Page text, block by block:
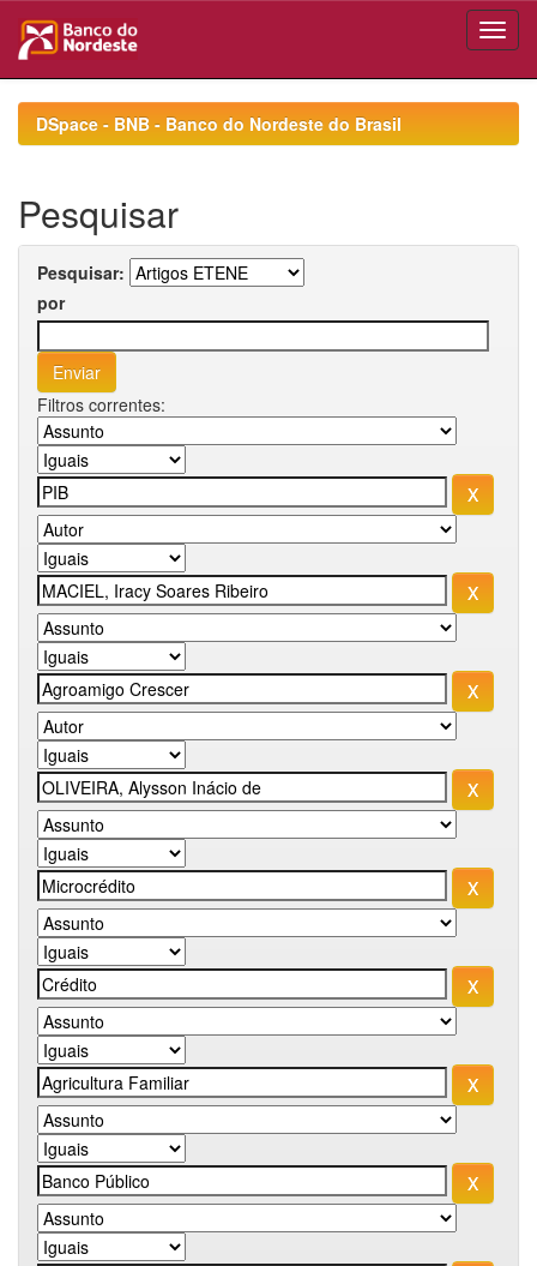
navigationDSpace - BNB - Banco do Nordeste do Brasil
Pesquisar
Pesquisar:
por
Filtros correntes: